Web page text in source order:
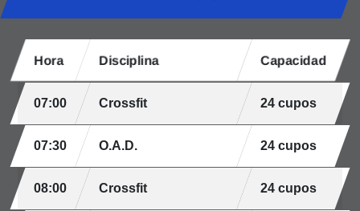
Hora Disciplina Capacidad
07:00 Crossfit 24 cupos
07:30 O.A.D. 24 cupos
08:00 Crossfit 24 cupos